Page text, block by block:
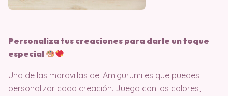
Personaliza tus creaciones para darle un toque
especial
Una de las maravillas del Amigurumi es que puedes
personalizar cada creación. Juega con los colores,